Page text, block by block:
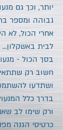
יותר, וכך גם
גבוהה ומספר
אחרי הכול, לא
לבית באשקלון...
בסך הכול -
חשוב רק
ושתדעו
בדרך כלל
ורק שימו לב
כרטיסי הגנה